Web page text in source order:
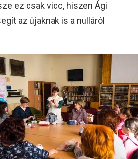
ez csak vicc, hiszen Ági
az újaknak is a nulláról